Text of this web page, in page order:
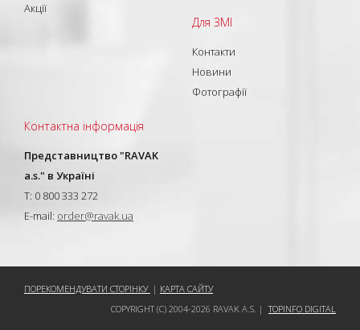
Акції
Для ЗМІ
Контакти
Новини
Фотографії
Контактна інформація
Представництво "RAVAK
a.s." в Україні
T: 0 800 333 272
E-mail: order@ravak.ua
ПОРЕКОМЕНДУВАТИ СТОРІНКУ | КАРТА САЙТУ
COPYRIGHT (C) 2004-2026 RAVAK A.S. |TOPINFO DIGITAL